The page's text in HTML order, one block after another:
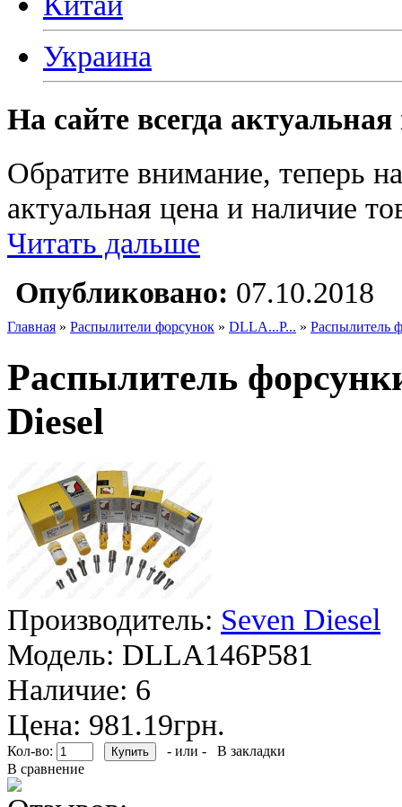
Украина
На сайте всегда
Обратите внимание, теперь
актуальная цена и наличие
Читать дальше
Опубликовано: 07.10.2018
Главная » Распылители форсунок » DLLA...P... » Распылитель
Распылитель
Diesel
Производитель: Seven Diesel
Модель: DLLA146P581
Наличие: 6
Цена: 981.19грн.
Кол-во: - или -
В закладки
В сравнение